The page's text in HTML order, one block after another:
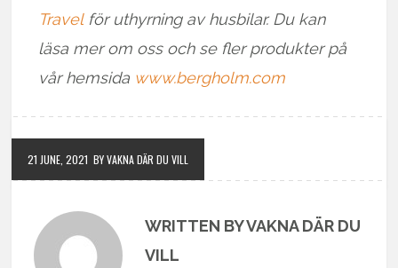
Travelför uthyrning av husbilar. Du kan
läsa mer om oss och se fler produkter på
vår hemsida www.bergholm.com
21 JUNE, 2021 BY VAKNA DÄR DU VILL
WRITTEN BY VAKNA DÄR DU
VILL